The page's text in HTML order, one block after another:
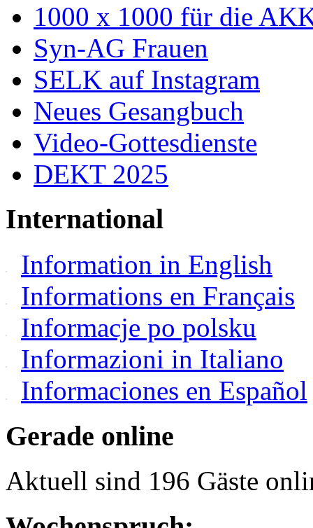
1000 x 1000 für die
Syn-AG Frauen
SELK auf Instagram
Neues Gesangbuch
Video-Gottesdienste
DEKT 2025
International
Information in English
Informations en Français
Informacje po polsku
Informazioni in Italiano
Informaciones en Español
Gerade online
Aktuell sind 196 Gäste